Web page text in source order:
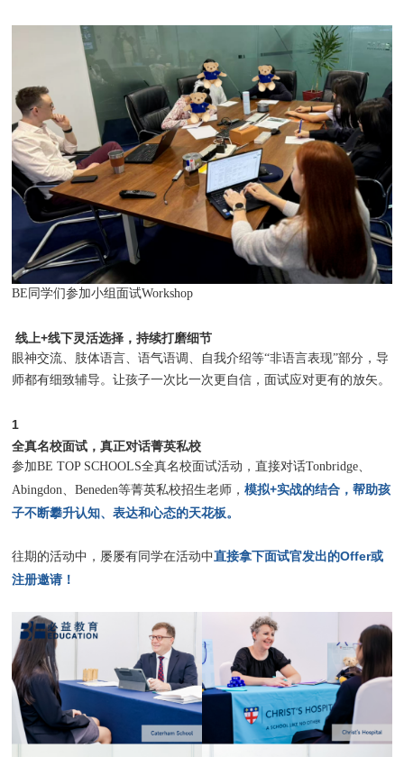
BE同学们参加小组面试Workshop
线上+线下灵活选择，持续打磨细节
眼神交流、肢体语言、语气语调、自我介绍等“非语言表现”部分，导
师都有细致辅导。让孩子一次比一次更自信，面试应对更有的放矢。
1
全真名校面试，真正对话菁英私校
参加BE TOP SCHOOLS全真名校面试活动，直接对话Tonbridge、
Abingdon、Beneden等菁英私校招生老师，模拟+实战的结合，帮助孩
子不断攀升认知、表达和心态的天花板。
往期的活动中，屡屡有同学在活动中直接拿下面试官发出的Offer或
注册邀请！